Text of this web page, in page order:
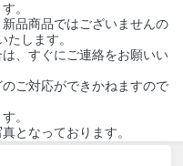
。
品商品ではございませんの
します。
、すぐにご連絡をお願いい
ご対応ができかねますので
。
となっております。